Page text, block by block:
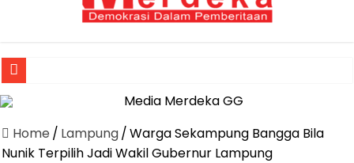
Muhammad Awaluddin: Ekosistem Terintegrasi Kunci Jasa Raharja
Jasa Raharja Serahkan Santunan kepada Ahli Waris Korban
Canangkan Desa TAPIS dan Luncurkan Sekolah Lansia di
Home / Lampung/Warga Sekampung Bangga Bila
Nunik Terpilih Jadi Wakil Gubernur Lampung